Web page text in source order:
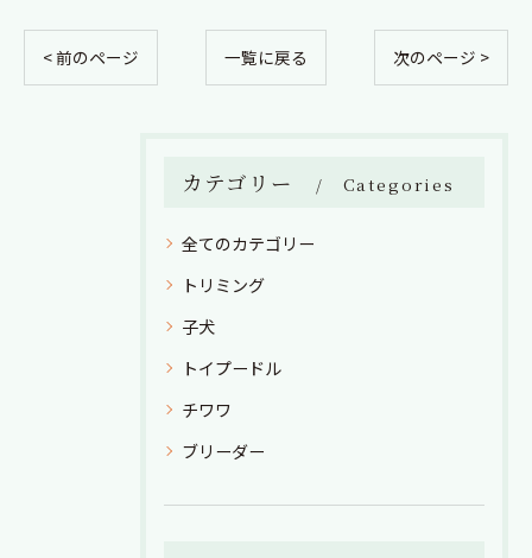
< 前のページ 一覧に戻る 次のページ >
カテゴリー Categories
全てのカテゴリー
トリミング
子犬
トイプードル
チワワ
ブリーダー